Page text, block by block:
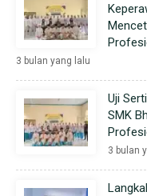
3 bulan yang lalu
Uji
SMK
3 bulan